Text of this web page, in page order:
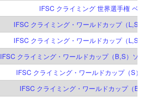
IFSC クライミング 世界選手権 ベ
IFSC クライミング・ワールドカップ（L,S
IFSC クライミング・ワールドカップ（L,S
IFSC クライミング・ワールドカップ（B,S）ソ
IFSC クライミング・ワールドカップ（S）
IFSC クライミング・ワールドカップ（